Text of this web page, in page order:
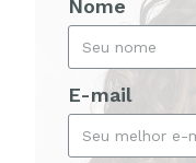
Nome
E-mail